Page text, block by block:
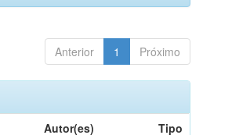
Anterior 1 Próximo
Autor(es) Tipo